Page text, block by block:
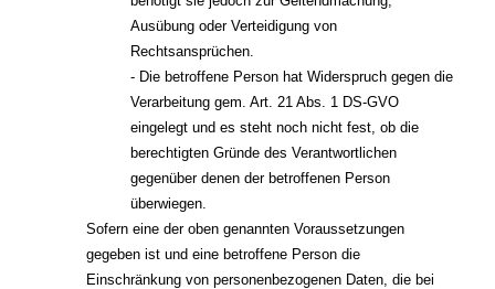
Ausübung oder Verteidigung von
Rechtsansprüchen.
- Die betroffene Person hat Widerspruch gegen die
Verarbeitung gem. Art. 21 Abs. 1 DS-GVO
eingelegt und es steht noch nicht fest, ob die
berechtigten Gründe des Verantwortlichen
gegenüber denen der betroffenen Person
überwiegen.
Sofern eine der oben genannten Voraussetzungen
gegeben ist und eine betroffene Person die
Einschränkung von personenbezogenen Daten, die bei